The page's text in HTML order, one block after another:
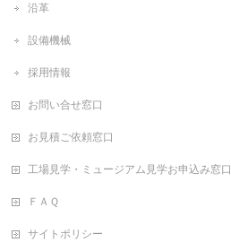
沿革
設備機械
採用情報
お問い合せ窓口
お見積ご依頼窓口
工場見学・ミュージアム見学お申込み窓口
ＦＡＱ
サイトポリシー